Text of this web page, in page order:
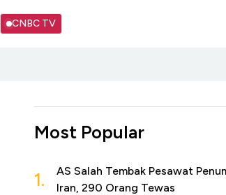
CNBC TV
Most Popular
1.
AS Salah Tembak Pesawat
Iran, 290 Orang Tewas